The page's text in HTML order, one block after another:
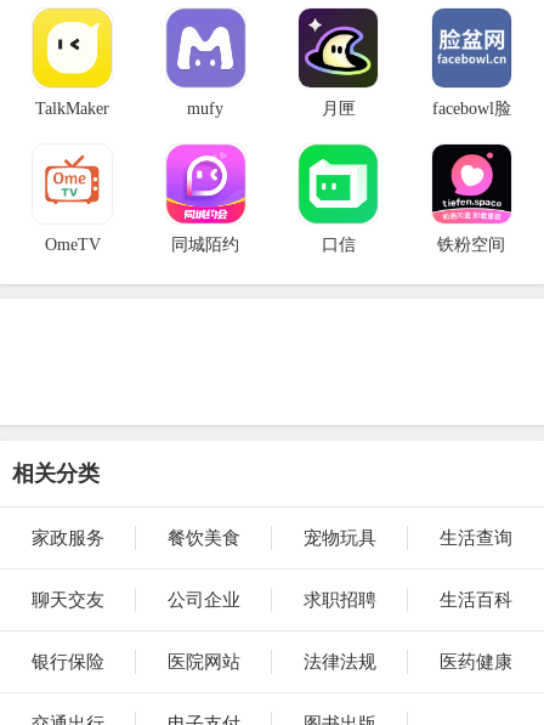
TalkMaker mufy 月匣 facebowl脸
OmeTV 同城陌约 口信 铁粉空间
相关分类
家政服务 餐饮美食 宠物玩具 生活查询
聊天交友 公司企业 求职招聘 生活百科
银行保险 医院网站 法律法规 医药健康